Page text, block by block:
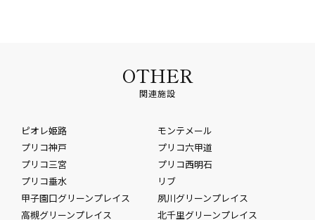
OTHER
関連施設
ピオレ姫路
モンテメール
プリコ神戸
プリコ六甲道
プリコ三宮
プリコ西明石
プリコ垂水
リブ
甲子園口グリーンプレイス
夙川グリーンプレイス
高槻グリーンプレイス
北千里グリーンプレイス